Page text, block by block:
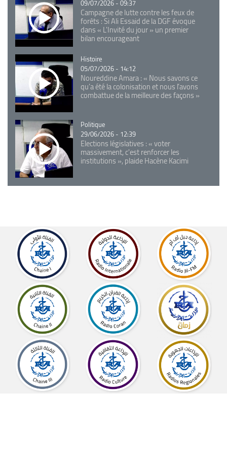
09/07/2026 - 09:37
Campagne de lutte contre les feux de
forêts : Si Ali Essaid de la DGF évoque
dans « L'Invité du jour » un premier
bilan encourageant
Catégorie
Histoire
05/07/2026 - 14:12
Noureddine Amara : « Nous savons ce
qu’a été la colonisation et nous l’avons
combattue de la meilleure des façons »
Catégorie
Politique
29/06/2026 - 12:39
Elections législatives : « voter
massivement, c'est renforcer les
institutions », plaide Hacène Kacimi